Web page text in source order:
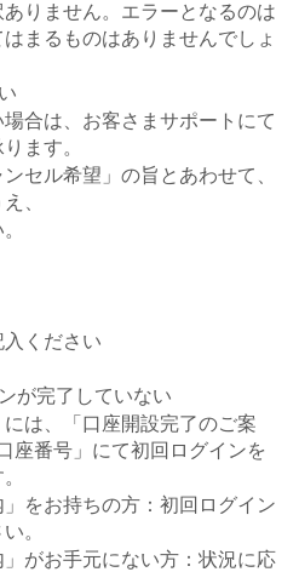
りません。エラーとなるのは
まるものはありませんでしょ
合は、お客さまサポートにて
ます。
セル希望」の旨とあわせて、
、
ください
が完了していない
は、「口座開設完了のご案
座番号」にて初回ログインを
」をお持ちの方：初回ログイン
。
」がお手元にない方：状況に応